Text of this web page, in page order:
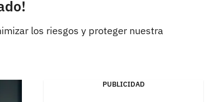
los riesgos y proteger nuestra
PUBLICIDAD